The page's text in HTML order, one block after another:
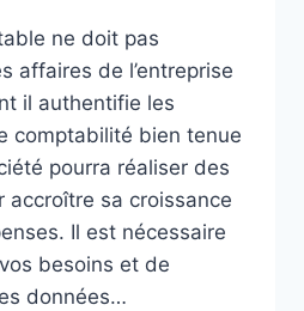
ne doit pas
affaires de l’entreprise
il authentifie les
comptabilité bien tenue
pourra réaliser des
accroître sa croissance
Il est nécessaire
besoins et de
données…